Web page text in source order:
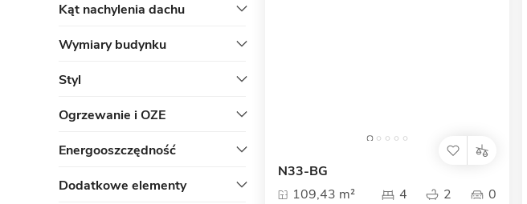
Kąt nachylenia dachu
Wymiary budynku
Styl
Ogrzewanie i OZE
Energooszczędność
Dodatkowe elementy
N33-BG
109,43 m²
4 2 0